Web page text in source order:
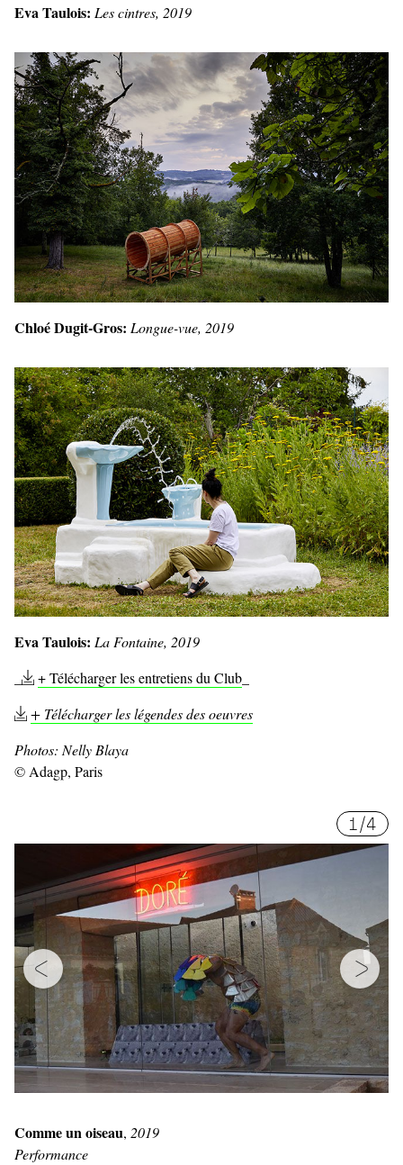
Eva Taulois: Les cintres, 2019
Chloé Dugit-Gros: Longue-vue, 2019
Eva Taulois: La Fontaine, 2019
+ Télécharger les entretiens du Club_
+ Télécharger les légendes des oeuvres
Photos: Nelly Blaya
© Adagp, Paris
1 /4
Comme un oiseau, 2019
Performance